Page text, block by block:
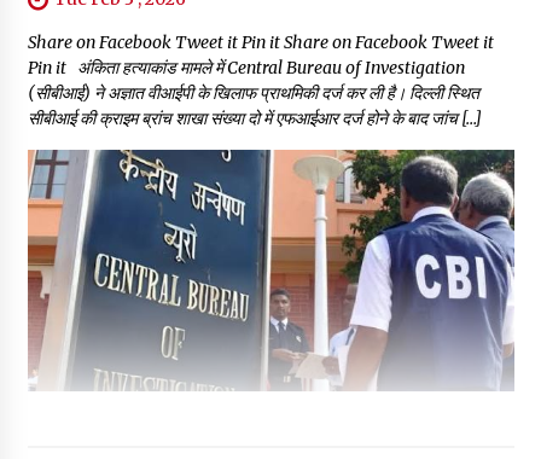
Share on Facebook Tweet it Pin it Share on Facebook Tweet it
Pin it अंकिता हत्याकांड मामले में Central Bureau of Investigation
(सीबीआई) ने अज्ञात वीआईपी के खिलाफ प्राथमिकी दर्ज कर ली है। दिल्ली स्थित
सीबीआई की क्राइम ब्रांच शाखा संख्या दो में एफआईआर दर्ज होने के बाद जांच […]